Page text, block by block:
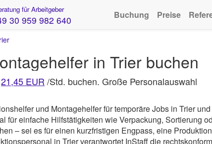
für Arbeitgeber
30 959 982 640 Buchung Preise
in Trier buchen
21,45 EUR /Std. buchen. Große Personalauswahl
und Montagehelfer für temporäre Jobs in Trier und
für einfache Hilfstätigkeiten wie Verpackung, Sortierung
– sei es für einen kurzfristigen Engpass, eine
in Trier verantwortet InStaffdie